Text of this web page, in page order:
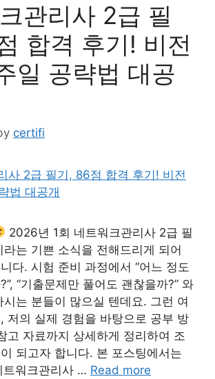
관리사 2급 필
합격 후기! 비전
일 공략법 대공
certifi
2026년 1회 네트워크관리사 2급 필
라는 기쁜 소식을 전해드리게 되어
다. 시험 준비 과정에서 “어느 정도
“기출문제만 풀어도 괜찮을까?” 와
시는 분들이 많으실 텐데요. 그런 여
저의 실제 경험을 바탕으로 공부 방
고 자료까지 상세하게 정리하여 조
되고자 합니다. 본 포스팅에서는
워크관리사 … Read more